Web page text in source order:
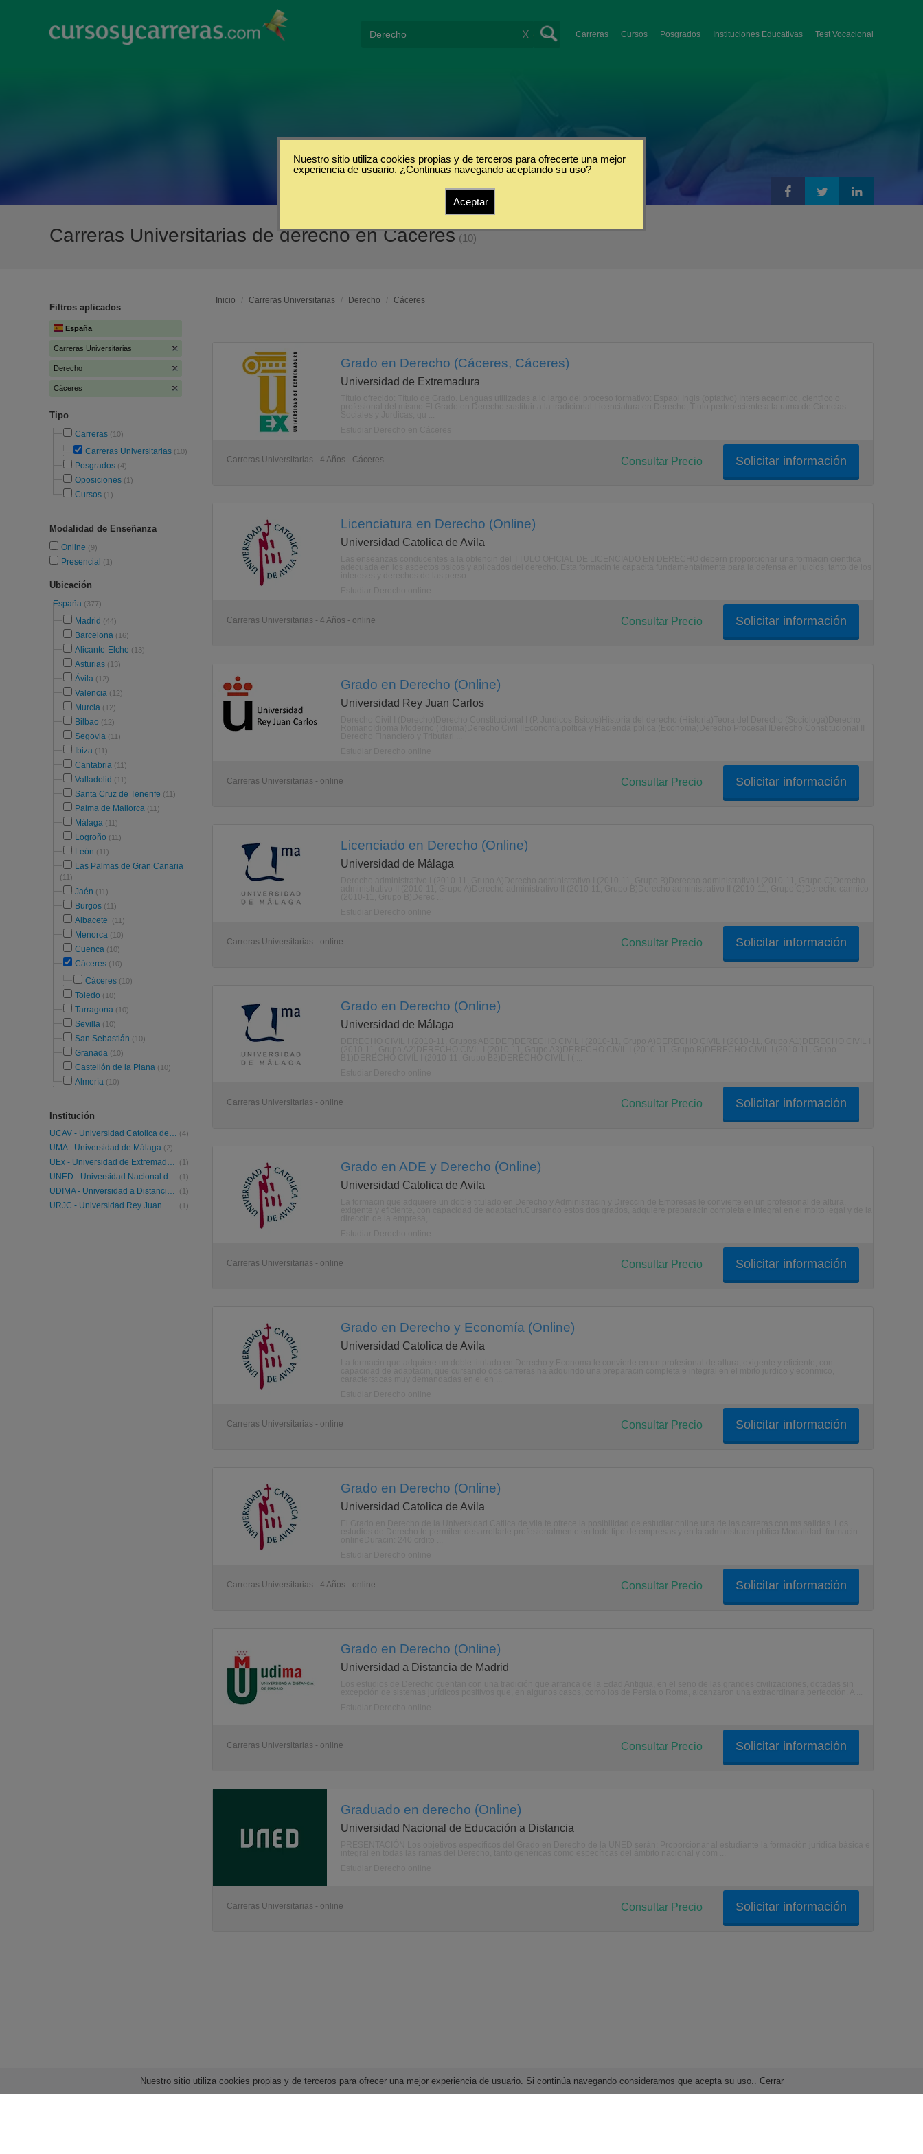
Nuestro sitio utiliza cookies propias y de terceros para ofrecer una mejor experiencia de usuario. Si continúa navegando consideramos que acepta su uso.. Cerrar
Carreras Cursos Posgrados Instituciones Educativas Test Vocacional
X
Carreras Universitarias de derecho en Cáceres (10)
Filtros aplicados
España
Carreras Universitarias
Derecho
Cáceres
Tipo
Carreras (10)
Carreras Universitarias (10)
Posgrados (4)
Oposiciones (1)
Cursos (1)
Modalidad de Enseñanza
Online (9)
Presencial (1)
Ubicación
España (377)
Madrid (44)
Barcelona (16)
Alicante-Elche (13)
Asturias (13)
Ávila (12)
Valencia (12)
Murcia (12)
Bilbao (12)
Segovia (11)
Ibiza (11)
Cantabria (11)
Valladolid (11)
Santa Cruz de Tenerife (11)
Palma de Mallorca (11)
Málaga (11)
Logroño (11)
León (11)
Las Palmas de Gran Canaria
(11)
Jaén (11)
Burgos (11)
Albacete (11)
Menorca (10)
Cuenca (10)
Cáceres (10)
Cáceres (10)
Toledo (10)
Tarragona (10)
Sevilla (10)
San Sebastián (10)
Granada (10)
Castellón de la Plana (10)
Almería (10)
Institución
UCAV - Universidad Catolica de Avila (4)
UMA - Universidad de Málaga (2)
UEx - Universidad de Extremadura (1)
UNED - Universidad Nacional de Educación a Distancia (1)
UDIMA - Universidad a Distancia de Madrid (1)
URJC - Universidad Rey Juan Carlos (1)
Inicio / Carreras Universitarias / Derecho / Cáceres
Grado en Derecho (Cáceres, Cáceres)
Universidad de Extremadura
Carreras Universitarias - 4 Años - Cáceres Solicitar información
Consultar Precio
Licenciatura en Derecho (Online)
Universidad Catolica de Avila
Carreras Universitarias - 4 Años - online Solicitar información
Consultar Precio
Grado en Derecho (Online)
Universidad Rey Juan Carlos
Carreras Universitarias - online Solicitar información
Consultar Precio
Licenciado en Derecho (Online)
Universidad de Málaga
Carreras Universitarias - online Solicitar información
Consultar Precio
Grado en Derecho (Online)
Universidad de Málaga
Carreras Universitarias - online Solicitar información
Consultar Precio
Grado en ADE y Derecho (Online)
Universidad Catolica de Avila
Carreras Universitarias - online Solicitar información
Consultar Precio
Grado en Derecho y Economía (Online)
Universidad Catolica de Avila
Carreras Universitarias - online Solicitar información
Consultar Precio
Grado en Derecho (Online)
Universidad Catolica de Avila
Carreras Universitarias - 4 Años - online Solicitar información
Consultar Precio
Grado en Derecho (Online)
Universidad a Distancia de Madrid
Carreras Universitarias - online Solicitar información
Consultar Precio
Graduado en derecho (Online)
Universidad Nacional de Educación a Distancia
Carreras Universitarias - online Solicitar información
Consultar Precio
Nuestro sitio utiliza cookies propias y de terceros para ofrecerte una mejor
experiencia de usuario. ¿Continuas navegando aceptando su uso?
Aceptar